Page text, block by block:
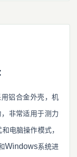
铝合金外壳，机
非常适用于测力
电脑操作模式，
Windows系统进